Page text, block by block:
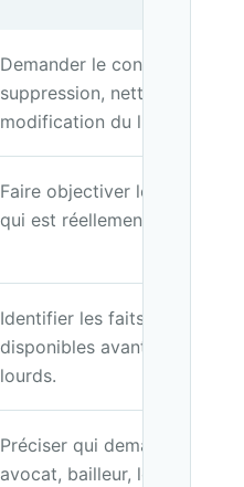
Demander le constat avant
suppression, nettoyage,
modification du lieu.
Faire objectiver les faits
qui est réellement
Identifier les faits à
disponibles avant d'engager
lourds.
Préciser qui demande la
avocat, bailleur, locataire,